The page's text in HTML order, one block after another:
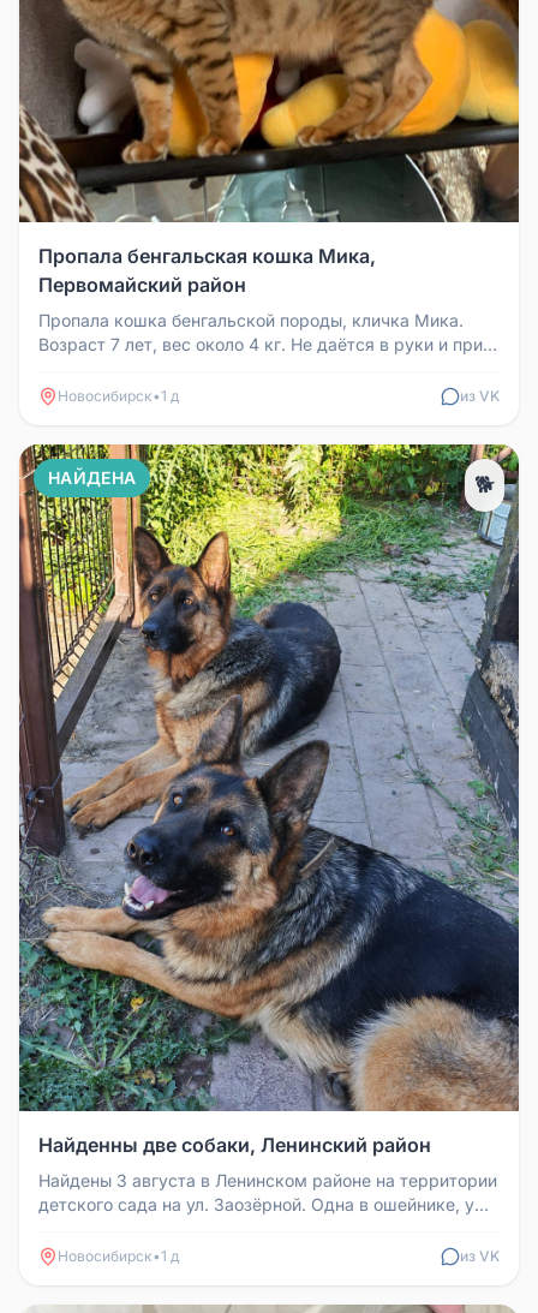
Пропала бенгальская кошка Мика,
Первомайский район
Пропала кошка бенгальской породы, кличка Мика.
Возраст 7 лет, вес около 4 кг. Не даётся в руки и при
Новосибирск•1 д из VK
НАЙДЕНА 🐕
Найденны две собаки, Ленинский район
Найдены 3 августа в Ленинском районе на территории
детского сада на ул. Заозёрной. Одна в ошейнике, у
Новосибирск•1 д из VK